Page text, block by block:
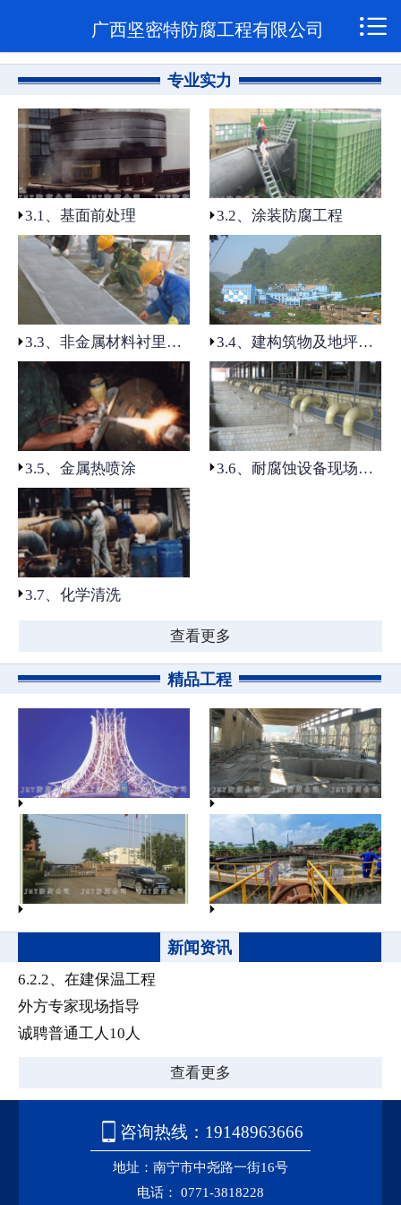
 网站首页
关于我们
1.1公司简介
1.2企业资质
1.3企业荣誉
规范管理
2.1质量管理
2.2安全管理
技术创新
4.1、聚脲喷涂防腐工程应用
4.2、光固化树脂防腐片材应用
专业实力
装 3.7、化学清洗
精品工程
5.2、普瑞斯防腐工程
5.3、中信大锰防腐工程
广西坚密特防腐工程有限公司 
专业实力
3.1、基面前处理 3.2、涂装防腐工程
3.3、非金属材料衬里防腐工程 3.4、建构筑物及地坪防腐工程
3.5、金属热喷涂 3.6、耐腐蚀设备现场制作及安装
3.7、化学清洗
查看更多
精品工程
新闻资讯
6.2.2、在建保温工程
外方专家现场指导
诚聘普通工人10人
查看更多
 咨询热线：19148963666
地址：南宁市中尧路一街16号
电话： 0771-3818228